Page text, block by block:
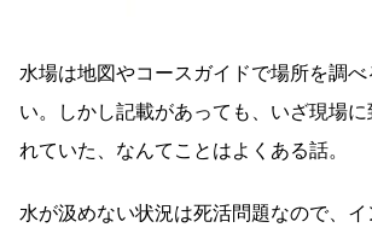
水場は地図やコースガイドで場所を調
い。しかし記載があっても、いざ現場
れていた、なんてことはよくある話。
水が汲めない状況は死活問題なので、